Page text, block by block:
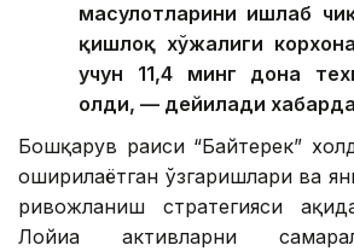
маҳсулотларини ишлаб
қишлоқ хўжалиги
учун 11,4 минг дона
олди, — дейилади
Бошқарув раиси “Байтерек”
оширилаётган ўзгаришлари ва
ривожланиш стратегияси
Лойиҳа активларни